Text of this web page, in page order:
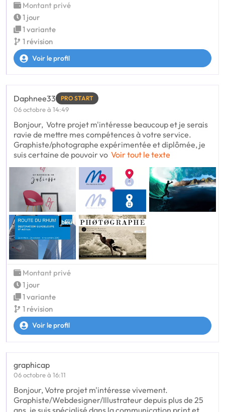
Montant privé
1 jour
1 variante
1 révision
Voir le profil
Daphnee33 PRO START
06 octobre à 14:49
Bonjour, Votre projet m'intéresse beaucoup et je serais
ravie de mettre mes compétences à votre service.
Graphiste/photographe expérimentée et diplômée, je
suis certaine de pouvoir vo Voir tout le texte
Montant privé
1 jour
1 variante
1 révision
Voir le profil
graphicap
06 octobre à 16:11
Bonjour, Votre projet m'intéresse vivement.
Graphiste/Webdesigner/Illustrateur depuis plus de 25
ans, je suis spécialisé dans la communication print et